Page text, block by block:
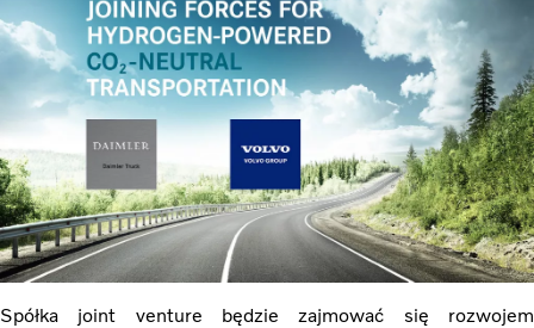
Spółka joint venture będzie zajmować się rozwojem